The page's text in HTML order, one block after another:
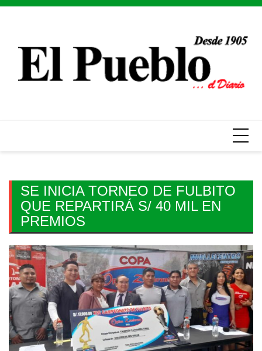
Skip
SE INICIA TORNEO DE FULBITO
QUE REPARTIRÁ S/ 40 MIL EN
PREMIOS